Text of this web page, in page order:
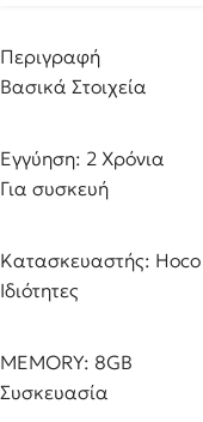
Περιγραφή
Βασικά Στοιχεία
Εγγύηση: 2 Χρόνια
Για συσκευή
Κατασκευαστής: Hoco
Ιδιότητες
MEMORY: 8GB
Συσκευασία